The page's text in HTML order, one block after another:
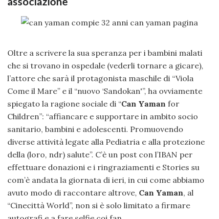
Oltre a scrivere la sua speranza per i bambini malati
che si trovano in ospedale (vederli tornare a gicare),
l’attore che sarà il protagonista maschile di “Viola
Come il Mare” e il “nuovo ‘Sandokan'”, ha ovviamente
spiegato la ragione sociale di “Can Yaman for
Children”: “affiancare e supportare in ambito socio
sanitario, bambini e adolescenti. Promuovendo
diverse attività legate alla Pediatria e alla protezione
della (loro, ndr) salute”. C’è un post con l’IBAN per
effettuare donazioni e i ringraziamenti e Stories su
com’è andata la giornata di ieri, in cui come abbiamo
avuto modo di raccontare altrove, Can Yaman, al
“Cinecittà World”, non si è solo limitato a firmare